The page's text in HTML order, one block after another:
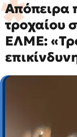
Απόπειρα
τροχαίου
ΕΛΜΕ: